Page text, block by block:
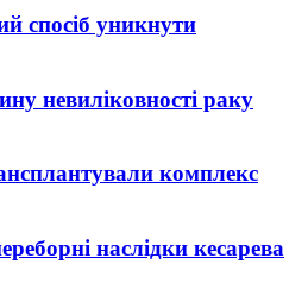
спосіб уникнути
невиліковності раку
комплекс
наслідки кесарева